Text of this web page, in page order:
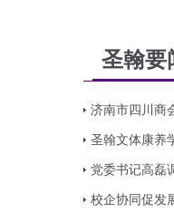
圣翰要
济南市四川商
圣翰文体康养
党委书记高磊
校企协同促发